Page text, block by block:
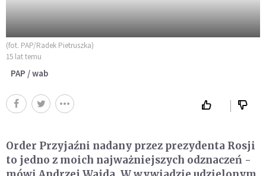
(fot. PAP/Radek Pietruszka)
15 lat temu
PAP / wab
Order Przyjaźni nadany przez prezydenta Rosji
to jedno z moich najważniejszych odznaczeń -